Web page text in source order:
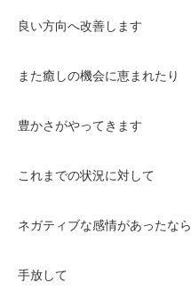
良い方向へ改善します
また癒しの機会に恵まれたり
豊かさがやってきます
これまでの状況に対して
ネガティブな感情があったなら
手放して